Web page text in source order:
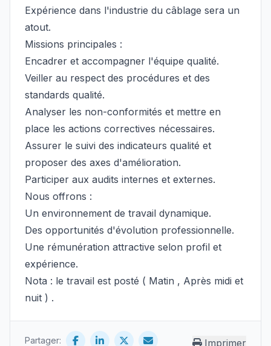
Expérience dans l'industrie du câblage sera un
atout.
Missions principales :
Encadrer et accompagner l'équipe qualité.
Veiller au respect des procédures et des
standards qualité.
Analyser les non-conformités et mettre en
place les actions correctives nécessaires.
Assurer le suivi des indicateurs qualité et
proposer des axes d'amélioration.
Participer aux audits internes et externes.
Nous offrons :
Un environnement de travail dynamique.
Des opportunités d'évolution professionnelle.
Une rémunération attractive selon profil et
expérience.
Nota : le travail est posté ( Matin , Après midi et
nuit ) .
Partager: Imprimer